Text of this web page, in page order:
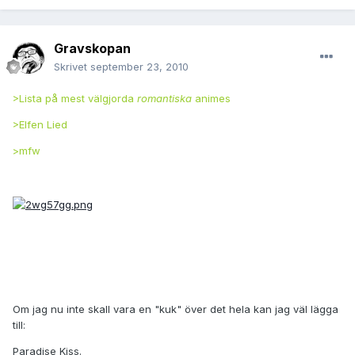
Gravskopan
Skrivet september 23, 2010
>Lista på mest välgjorda romantiska animes
>Elfen Lied
>mfw
Om jag nu inte skall vara en "kuk" över det hela kan jag väl lägga
till:
Paradise Kiss.